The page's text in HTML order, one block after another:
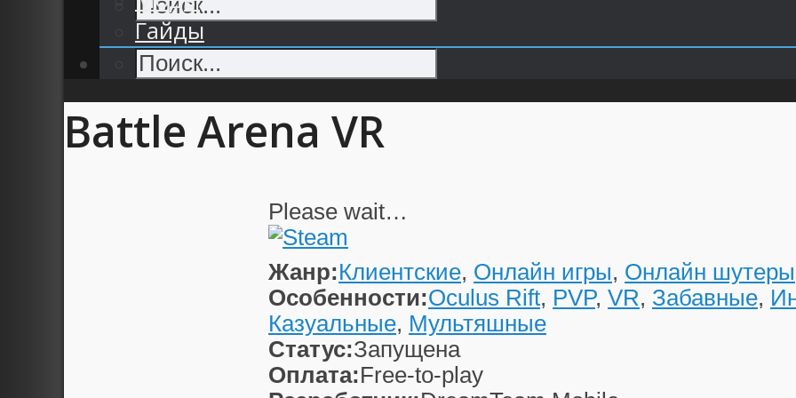
Гайды
Battle Arena VR
Please wait…
Жанр:Клиентские, Онлайн игры, Онлайн шутеры
Особенности:Oculus Rift, PVP, VR, Забавные,
Казуальные, Мультяшные
Статус:Запущена
Оплата:Free-to-play